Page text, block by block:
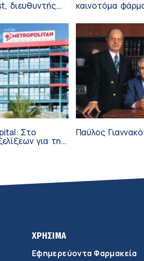
διευθυντής καινοτόμα
Στο
για την
Παύλος
ΧΡΗΣΙΜΑ
Εφημερεύοντα Φαρμακεία